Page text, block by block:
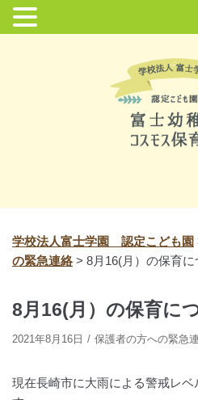
ッ
学校法人富士学園 認定こども園
の緊急連絡> 8月16(月）の保育に
8月16(月）の保育に
2021年8月16日 保護者の方への緊急
現在長崎市に大雨による警戒レ